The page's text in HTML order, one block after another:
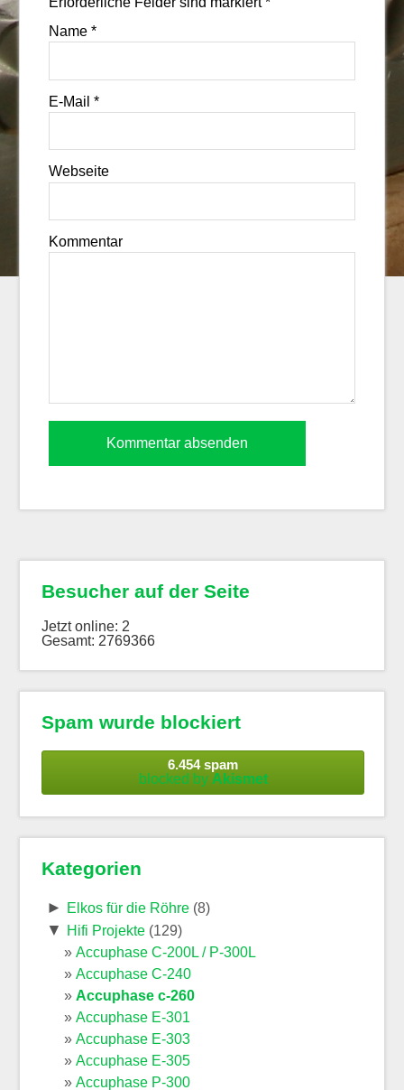
Name *
E-Mail *
Webseite
Kommentar
Besucher auf der Seite
Jetzt online: 2
Gesamt: 2769366
Spam wurde blockiert
6.454 spam
blocked by Akismet
Kategorien
► Elkos für die Röhre(8)
▼ Hifi Projekte(129)
Accuphase C-200L / P-300L
Accuphase C-240
Accuphase c-260
Accuphase E-301
Accuphase E-303
Accuphase E-305
Accuphase P-300